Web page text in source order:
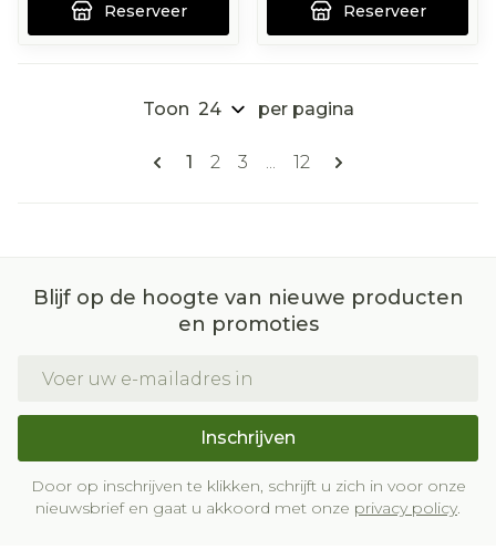
Reserveer Reserveer
Pagina's
U lees momenteel pagina
1 Pagina
2 Pagina
3 ... Pagina
12
Toon per pagina
Blijf op de hoogte van nieuwe producten
en promoties
Inschrijven
Door op inschrijven te klikken, schrijft u zich in voor onze
nieuwsbrief en gaat u akkoord met onze privacy policy.